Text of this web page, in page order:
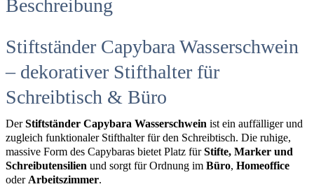
Beschreibung
Stiftständer Capybara Wasserschwein
– dekorativer Stifthalter für
Schreibtisch & Büro
DerStiftständer Capybara Wasserschwein ist ein auffälliger und
zugleich funktionaler Stifthalter für den Schreibtisch. Die ruhige,
massive Form des Capybaras bietet Platz fürStifte, Marker und
Schreibutensilien und sorgt für Ordnung im Büro, Homeoffice
oder Arbeitszimmer.